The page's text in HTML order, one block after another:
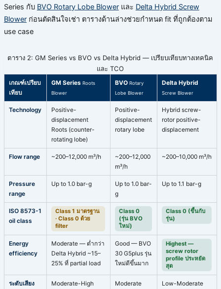
Series กับ BVO Rotary Lobe Blowerและ Delta Hybrid Screw
Blowerก่อนตัดสินใจเช่า ตารางด้านล่างช่วยกำหนด fit ที่ถูกต้องตาม
use case
ตาราง 2: GM Series vs BVO vs Delta Hybrid — เปรียบเทียบทางเทคนิค
และ TCO
เกณฑ์เปรียบ
เทียบ
GM SeriesRoots
Blower
BVORotary
Lobe Blower
Delta Hybrid
Screw Blower
Technology
Positive-
displacement
Roots (counter-
rotating lobe)
Positive-
displacement
rotary lobe
Hybrid screw-
rotor positive-
displacement
Flow range ~200–12,000 m³/h
~200–12,000
m³/h
~200–10,000 m³/h
Pressure
range
Up to 1.0 bar-g
Up to 1.0 bar-
g
Up to 1.1 bar-g
ISO 8573-1
oil class
Class 1 มาตรฐาน
· Class 0 ด้วย
filter
Class 0
(รุ่น BVO
ใหม่)
Class 0 (ขึ้นกับ
รุ่น)
Energy
efficiency
Moderate — ต่ำกว่า
Delta Hybrid ~15–
25% ที่ partial load
Good — BVO
30 G5plus รุ่น
ใหม่ดีขึ้นมาก
Highest —
screw rotor
profile ประหยัด
สุด
ระดับเสียง
Moderate-High
Moderate
Low-Moderate